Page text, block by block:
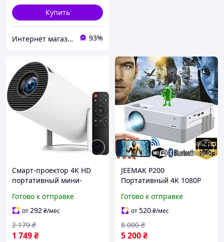
Купить
Интернет магазин "Electro Seller" 🛒 Только качественные товары по лучшим ценам ✅ 93%
Смарт-проектор 4K HD
портативный мини-
HDMI до 130 дюймов для
дома и офиса 30 Вт
домашний смартфона
Готово к отправке
от292₴/мес
1 749₴
2 179 ₴
JEEMAK P200
Портативный 4K 1080P
видео и кино для
домашнего кинотеатра
Готово к отправке
от520₴/мес
5 200₴
8 000 ₴